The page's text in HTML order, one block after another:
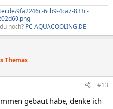
9fa2246c-6cb9-4ca7-833c-
noch? PC-AQUACOOLING.DE
Themas
#13
gebaut habe, denke ich